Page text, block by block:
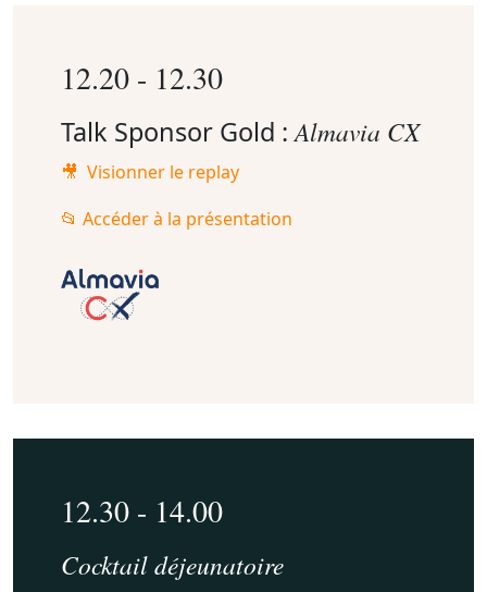
12.20 - 12.30
Talk Sponsor Gold :Almavia CX
🎥 Visionner le replay
📂 Accéder à la présentation
12.30 - 14.00
Cocktail déjeunatoire